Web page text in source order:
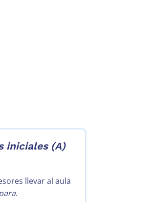
iniciales (A)
llevar al aula
.